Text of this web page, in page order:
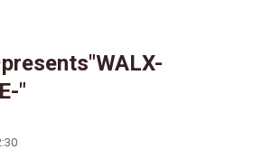
presents"WALX-
"